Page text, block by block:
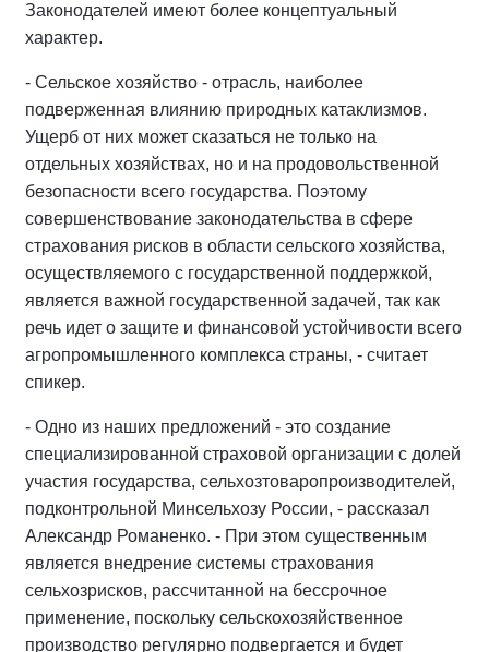
Законодателей имеют более концептуальный
характер.
- Сельское хозяйство - отрасль, наиболее
подверженная влиянию природных катаклизмов.
Ущерб от них может сказаться не только на
отдельных хозяйствах, но и на продовольственной
безопасности всего государства. Поэтому
совершенствование законодательства в сфере
страхования рисков в области сельского хозяйства,
осуществляемого с государственной поддержкой,
является важной государственной задачей, так как
речь идет о защите и финансовой устойчивости всего
агропромышленного комплекса страны, - считает
спикер.
- Одно из наших предложений - это создание
специализированной страховой организации с долей
участия государства, сельхозтоваропроизводителей,
подконтрольной Минсельхозу России, - рассказал
Александр Романенко. - При этом существенным
является внедрение системы страхования
сельхозрисков, рассчитанной на бессрочное
применение, поскольку сельскохозяйственное
производство регулярно подвергается и будет